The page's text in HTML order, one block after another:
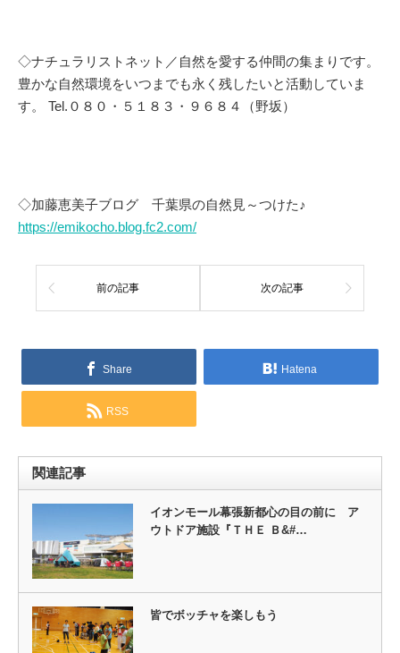
◇ナチュラリストネット／自然を愛する仲間の集まりです。
豊かな自然環境をいつまでも永く残したいと活動していま
す。 Tel.０８０・５１８３・９６８４（野坂）
◇加藤恵美子ブログ 千葉県の自然見～つけた♪
https://emikocho.blog.fc2.com/
前の記事 次の記事
Share Hatena
RSS
関連記事
イオンモール幕張新都心の目の前に ア
ウトドア施設『ＴＨＥ Ｂ&#…
皆でボッチャを楽しもう